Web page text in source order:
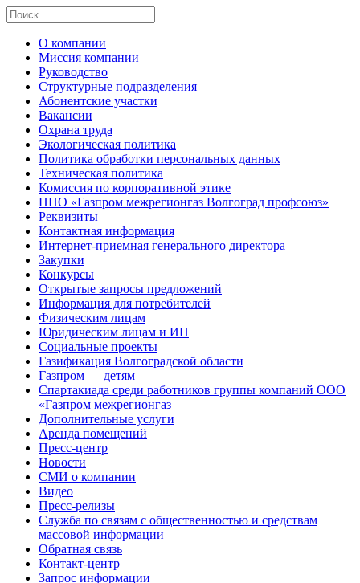
О компании
Миссия компании
Руководство
Структурные подразделения
Абонентские участки
Вакансии
Охрана труда
Экологическая политика
Политика обработки персональных данных
Техническая политика
Комиссия по корпоративной этике
ППО «Газпром межрегионгаз Волгоград профсоюз»
Реквизиты
Контактная информация
Интернет-приемная генерального директора
Закупки
Конкурсы
Открытые запросы предложений
Информация для потребителей
Физическим лицам
Юридическим лицам и ИП
Социальные проекты
Газификация Волгоградской области
Газпром — детям
Спартакиада среди работников группы компаний ООО
«Газпром межрегионгаз
Дополнительные услуги
Аренда помещений
Пресс-центр
Новости
СМИ о компании
Видео
Пресс-релизы
Служба по связям с общественностью и средствам
массовой информации
Обратная связь
Контакт-центр
Запрос информации